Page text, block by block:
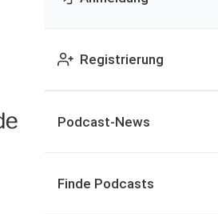
Registrierung
Podcast-News
Finde Podcasts